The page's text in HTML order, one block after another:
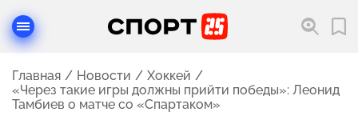
Главная Новости
Хоккей
«Через такие игры должны прийти победы»: Леонид
Тамбиев о матче со «Спартаком»